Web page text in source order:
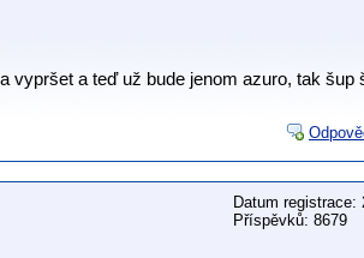
vypršet a teď už bude jenom azuro, tak šup
Datum registrace:
Příspěvků: 8679